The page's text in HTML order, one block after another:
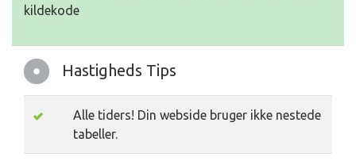
kildekode
Hastigheds Tips
Alle tiders! Din webside bruger ikke nestede
tabeller.